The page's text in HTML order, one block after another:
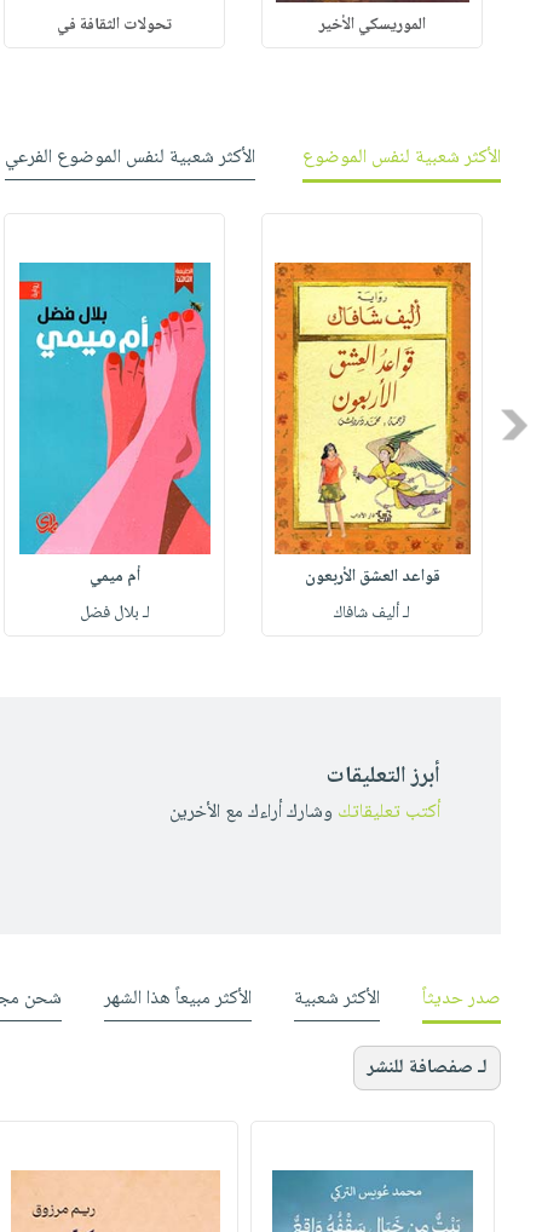
الموريسكي الأخير تحولات الثقافة في
الأكثر شعبية لنفس الموضوع الأكثر شعبية لنفس الموضوع الفرعي
Previous
قواعد العشق الأربعون
لـ أليف شافاك
أم ميمي
لـ بلال فضل
أبرز التعليقات
أكتب تعليقاتك وشارك أراءك مع الأخرين
صدر حديثاً الأكثر شعبية الأكثر مبيعاً هذا الشهر شحن
لـ صفصافة للنشر